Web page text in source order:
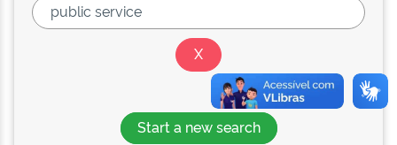
Start a new search